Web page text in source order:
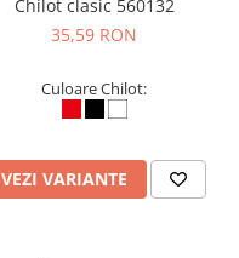
Chilot clasic 560132
35,59 RON
Culoare Chilot:
VEZI VARIANTE